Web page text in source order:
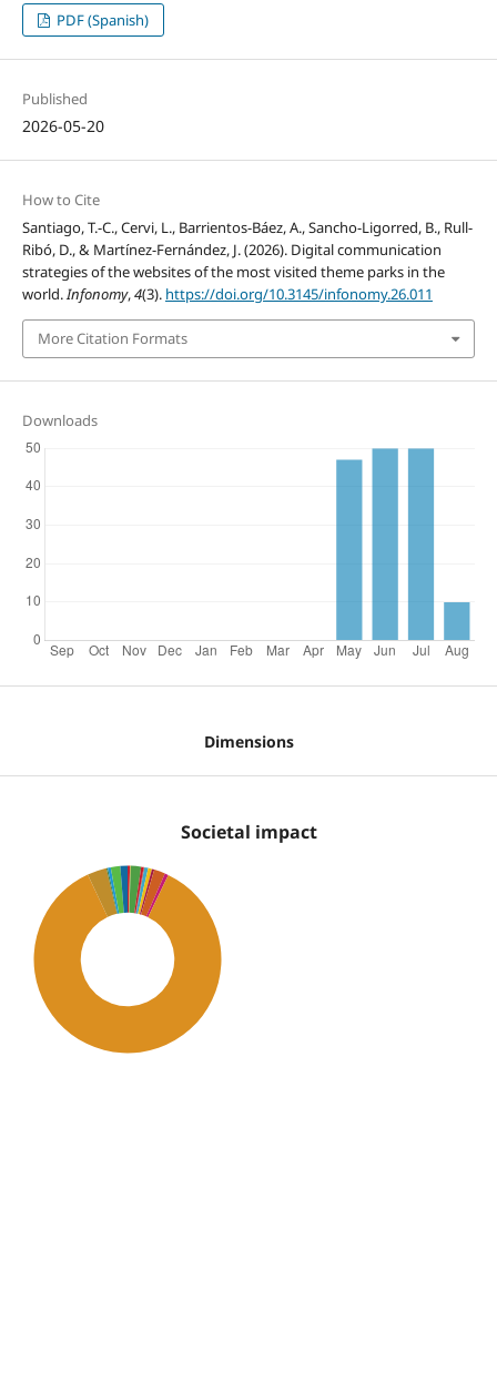
PDF (Spanish)
Published
2026-05-20
How to Cite
Santiago, T.-C., Cervi, L., Barrientos-Báez, A., Sancho-Ligorred, B., Rull-
Ribó, D., & Martínez-Fernández, J. (2026). Digital communication
strategies of the websites of the most visited theme parks in the
world.Infonomy,4(3). https://doi.org/10.3145/infonomy.26.011
More Citation Formats
Downloads
Dimensions
Societal impact